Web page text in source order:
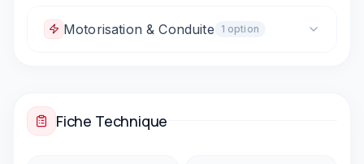
Climatisation automatique
Vitres électriques avant
Motorisation & Conduite 1 option
Fiche Technique